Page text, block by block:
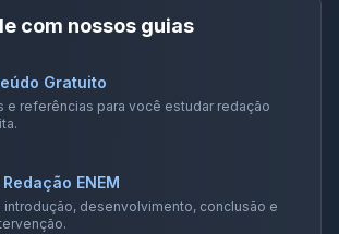
com nossos guias
Gratuito
e referências para você estudar redação
ENEM
introdução, desenvolvimento, conclusão e